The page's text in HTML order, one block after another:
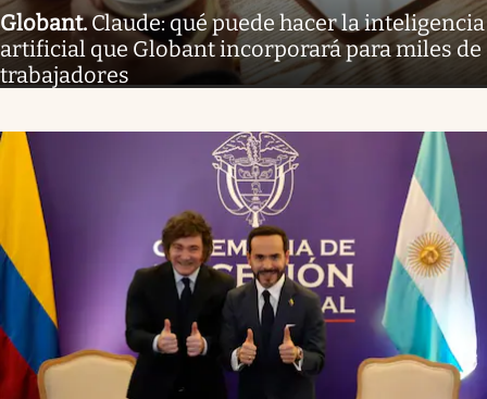
Globant.Claude: qué puede hacer la inteligencia
artificial que Globant incorporará para miles de
trabajadores